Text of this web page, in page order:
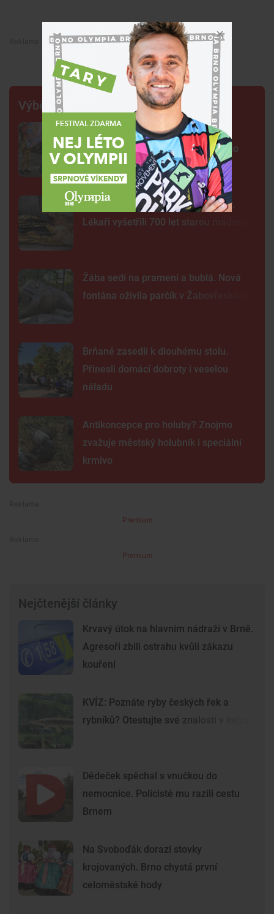
Premium
Výběr šéfredaktora
FOTO: Ulicemi Brna se prohnal
karnevalový průvod. Lidi přenesl do
exotické Brazílie
Neobvyklá pacientka u svaté Anny.
Lékaři vyšetřili 700 let starou madonu
Žába sedí na prameni a bublá. Nová
fontána oživila parčík v Žabovřeskách
Brňané zasedli k dlouhému stolu.
Přinesli domácí dobroty i veselou
náladu
Antikoncepce pro holuby? Znojmo
zvažuje městský holubník i speciální
krmivo
Premium
Premium
Nejčtenější články
Krvavý útok na hlavním nádraží v Brně.
Agresoři zbili ostrahu kvůli zákazu
kouření
KVÍZ: Poznáte ryby českých řek a
rybníků? Otestujte své znalosti v kvízu
Dědeček spěchal s vnučkou do
nemocnice. Policisté mu razili cestu
Brnem
Na Svoboďák dorazí stovky
krojovaných. Brno chystá první
celoměstské hody